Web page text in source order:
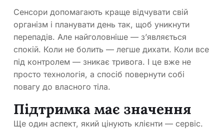
Сенсори допомагають краще відчувати свій
організм і планувати день так, щоб уникнути
перепадів. Але найголовніше — з’являється
спокій. Коли не болить — легше дихати. Коли все
під контролем — зникає тривога. І це вже не
просто технологія, а спосіб повернути собі
повагу до власного тіла.
Підтримка має значення
Ще один аспект, який цінують клієнти — сервіс.